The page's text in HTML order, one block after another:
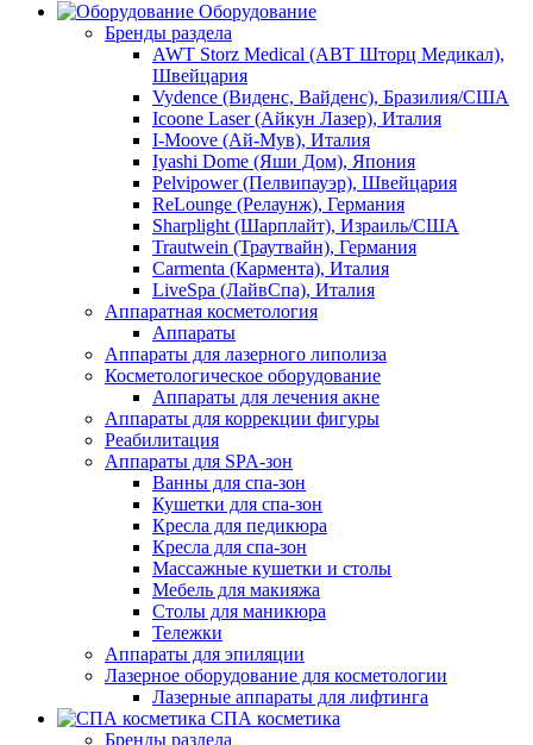
Оборудование
Бренды раздела
AWT Storz Medical (АВТ Шторц Медикал),
Швейцария
Vydence (Виденс, Вайденс), Бразилия/США
Icoone Laser (Айкун Лазер), Италия
I-Moove (Ай-Мув), Италия
Iyashi Dome (Яши Дом), Япония
Pelvipower (Пелвипауэр), Швейцария
ReLounge (Релаунж), Германия
Sharplight (Шарплайт), Израиль/США
Trautwein (Траутвайн), Германия
Carmenta (Кармента), Италия
LiveSpa (ЛайвСпа), Италия
Аппаратная косметология
Аппараты
Аппараты для лазерного липолиза
Косметологическое оборудование
Аппараты для лечения акне
Аппараты для коррекции фигуры
Реабилитация
Аппараты для SPA-зон
Ванны для спа-зон
Кушетки для спа-зон
Кресла для педикюра
Кресла для спа-зон
Массажные кушетки и столы
Мебель для макияжа
Столы для маникюра
Тележки
Аппараты для эпиляции
Лазерное оборудование для косметологии
Лазерные аппараты для лифтинга
СПА косметика
Бренды раздела